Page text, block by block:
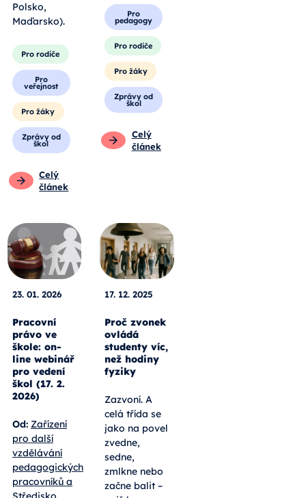
Polsko,
Maďarsko).
Pro rodiče
Pro
veřejnost
Pro žáky
Zprávy od
škol
Celý
článek
Pro
pedagogy
Pro rodiče
Pro žáky
Zprávy od
škol
Celý
článek
23. 01. 2026
Pracovní
právo ve
škole: on-
line webinář
pro vedení
škol (17. 2.
2026)
Od: Zařízení
pro další
vzdělávání
pedagogických
pracovníků a
17. 12. 2025
Proč zvonek
ovládá
studenty víc,
než hodiny
fyziky
Zazvoní. A
celá třída se
jako na povel
zvedne,
sedne,
zmlkne nebo
začne balit –